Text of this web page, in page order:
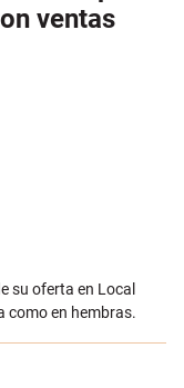
ventas
su oferta en Local
como en hembras.